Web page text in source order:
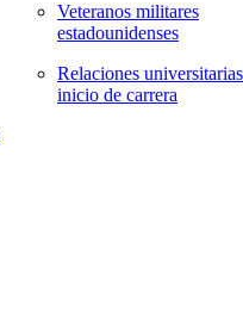
Veteranos militares
estadounidenses
Relaciones
inicio de carrera